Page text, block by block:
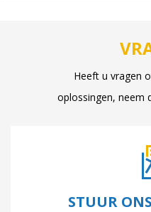
Heeft u vragen
oplossingen, neem
STUUR